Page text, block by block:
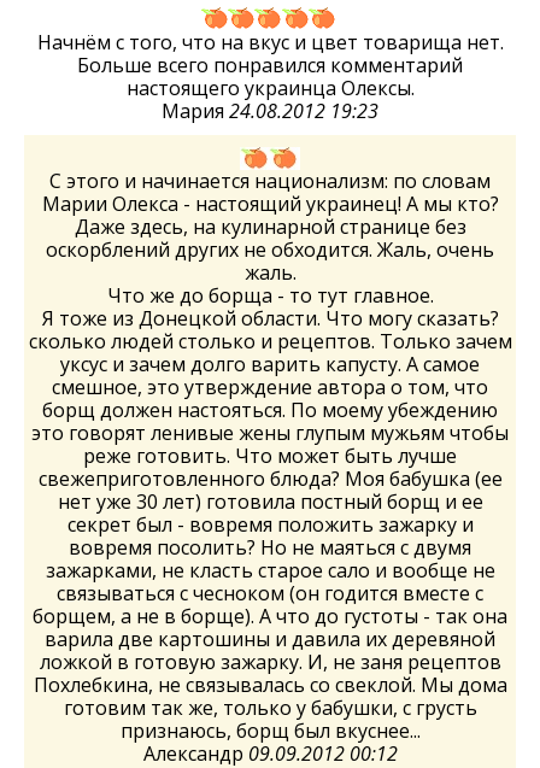
Начнём с того, что на вкус и цвет товарища нет.
Больше всего понравился комментарий
настоящего украинца Олексы.
Мария 24.08.2012 19:23
С этого и начинается национализм: по словам
Марии Олекса - настоящий украинец! А мы кто?
Даже здесь, на кулинарной странице без
оскорблений других не обходится. Жаль, очень
жаль.
Что же до борща - то тут главное.
Я тоже из Донецкой области. Что могу сказать?
сколько людей столько и рецептов. Только зачем
уксус и зачем долго варить капусту. А самое
смешное, это утверждение автора о том, что
борщ должен настояться. По моему убеждению
это говорят ленивые жены глупым мужьям чтобы
реже готовить. Что может быть лучше
свежеприготовленного блюда? Моя бабушка (ее
нет уже 30 лет) готовила постный борщ и ее
секрет был - вовремя положить зажарку и
вовремя посолить? Но не маяться с двумя
зажарками, не класть старое сало и вообще не
связываться с чесноком (он годится вместе с
борщем, а не в борще). А что до густоты - так она
варила две картошины и давила их деревяной
ложкой в готовую зажарку. И, не заня рецептов
Похлебкина, не связывалась со свеклой. Мы дома
готовим так же, только у бабушки, с грусть
признаюсь, борщ был вкуснее...
Александр 09.09.2012 00:12